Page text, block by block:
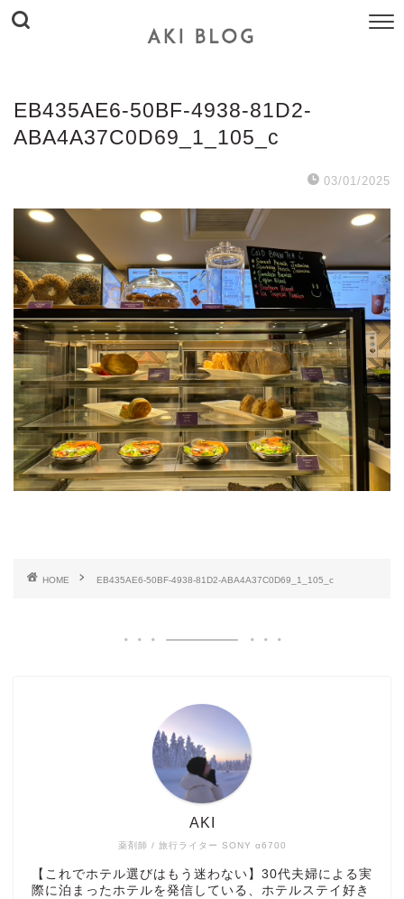
EB435AE6-50BF-4938-81D2-
ABA4A37C0D69_1_105_c
03/01/2025
HOME EB435AE6-50BF-4938-81D2-ABA4A37C0D69_1_105_c
薬剤師 / 旅行ライター SONY α6700
AKI
【これでホテル選びはもう迷わない】30代夫婦による実
際に泊まったホテルを発信している、ホテルステイ好き